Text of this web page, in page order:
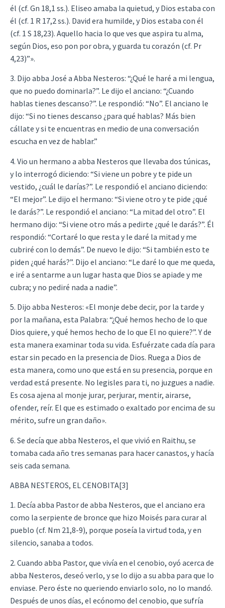
él (cf. Gn 18,1 ss.). Eliseo amaba la quietud, y Dios estaba con
él (cf. 1 R 17,2 ss.). David era humilde, y Dios estaba con él
(cf. 1 S 18,23). Aquello hacia lo que ves que aspira tu alma,
según Dios, eso pon por obra, y guarda tu corazón (cf. Pr
4,23)”».
3. Dijo abba José a Abba Nesteros: “¿Qué le haré a mi lengua,
que no puedo dominarla?”. Le dijo el anciano: “¿Cuando
hablas tienes descanso?”. Le respondió: “No”. El anciano le
dijo: “Si no tienes descanso ¿para qué hablas? Más bien
cállate y si te encuentras en medio de una conversación
escucha en vez de hablar.”
4. Vio un hermano a abba Nesteros que llevaba dos túnicas,
y lo interrogó diciendo: “Si viene un pobre y te pide un
vestido, ¿cuál le darías?”. Le respondió el anciano diciendo:
“El mejor”. Le dijo el hermano: “Si viene otro y te pide ¿qué
le darás?”. Le respondió el anciano: “La mitad del otro”. El
hermano dijo: “Si viene otro más a pedirte ¿qué le darás?”. Él
respondió: “Cortaré lo que resta y le daré la mitad y me
cubriré con lo demás”. De nuevo le dijo: “Si también esto te
piden ¿qué harás?”. Dijo el anciano: “Le daré lo que me queda,
e iré a sentarme a un lugar hasta que Dios se apiade y me
cubra; y no pediré nada a nadie”.
5. Dijo abba Nesteros: «El monje debe decir, por la tarde y
por la mañana, esta Palabra: “¿Qué hemos hecho de lo que
Dios quiere, y qué hemos hecho de lo que El no quiere?”. Y de
esta manera examinar toda su vida. Esfuérzate cada día para
estar sin pecado en la presencia de Dios. Ruega a Dios de
esta manera, como uno que está en su presencia, porque en
verdad está presente. No legisles para ti, no juzgues a nadie.
Es cosa ajena al monje jurar, perjurar, mentir, airarse,
ofender, reír. El que es estimado o exaltado por encima de su
mérito, sufre un gran daño».
6. Se decía que abba Nesteros, el que vivió en Raithu, se
tomaba cada año tres semanas para hacer canastos, y hacía
seis cada semana.
ABBA NESTEROS, EL CENOBITA[3]
1. Decía abba Pastor de abba Nesteros, que el anciano era
como la serpiente de bronce que hizo Moisés para curar al
pueblo (cf. Nm 21,8-9), porque poseía la virtud toda, y en
silencio, sanaba a todos.
2. Cuando abba Pastor, que vivía en el cenobio, oyó acerca de
abba Nesteros, deseó verlo, y se lo dijo a su abba para que lo
enviase. Pero éste no queriendo enviarlo solo, no lo mandó.
Después de unos días, el ecónomo del cenobio, que sufría